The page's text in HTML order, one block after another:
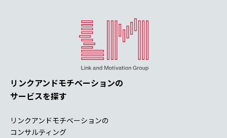
リンクアンドモチベーションの
サービスを探す
リンクアンドモチベーションの
コンサルティング